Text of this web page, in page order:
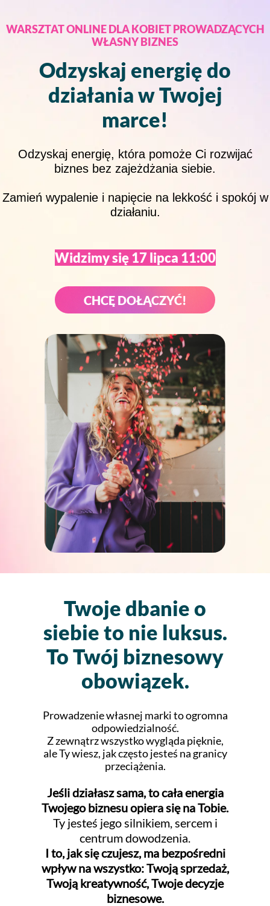
Twoje dbanie o
siebie to nie luksus.
To Twój biznesowy
obowiązek.
Widzimy się 17 lipca 11:00
WARSZTAT ONLINE DLA KOBIET PROWADZĄCYCH
WŁASNY BIZNES
Prowadzenie własnej marki to ogromna
odpowiedzialność.
Z zewnątrz wszystko wygląda pięknie,
ale Ty wiesz, jak często jesteś na granicy
przeciążenia.
Jeśli działasz sama, to cała energia
Twojego biznesu opiera się na Tobie.
Ty jesteś jego silnikiem, sercem i
centrum dowodzenia.
I to, jak się czujesz, ma bezpośredni
wpływ na wszystko: Twoją sprzedaż,
Twoją kreatywność, Twoje decyzje
biznesowe.
CHCĘ DOŁĄCZYĆ!
Odzyskaj energię, która pomoże Ci rozwijać
biznes bez zajeżdżania siebie.
Zamień wypalenie i napięcie na lekkość i spokój w
działaniu.
Odzyskaj energię do
działania w Twojej
marce!